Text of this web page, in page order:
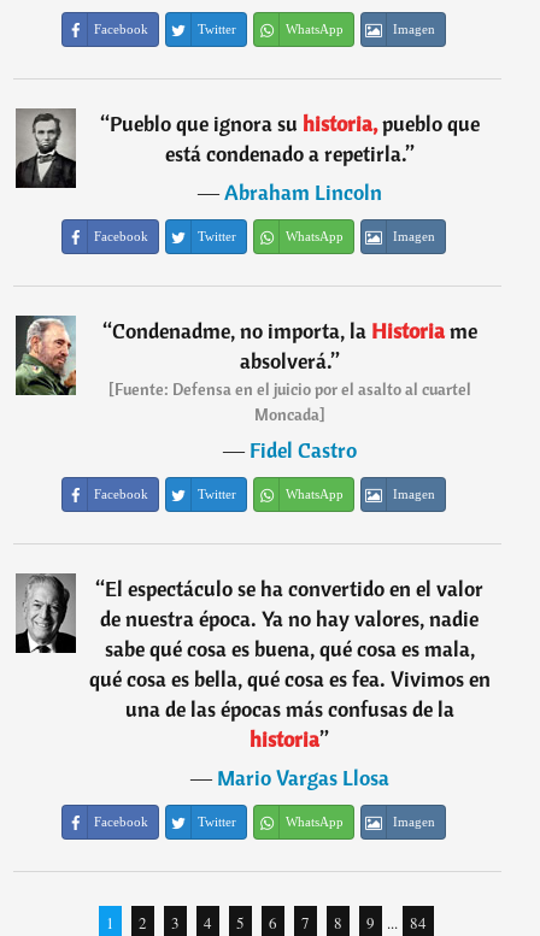
Facebook Twitter WhatsApp Imagen
“Pueblo que ignora su historia,pueblo que
está condenado a repetirla.”
―Abraham Lincoln
Facebook Twitter WhatsApp Imagen
“Condenadme, no importa, laHistoriame
absolverá.”
[Fuente: Defensa en el juicio por el asalto al cuartel
Moncada]
―Fidel Castro
Facebook Twitter WhatsApp Imagen
“El espectáculo se ha convertido en el valor
de nuestra época. Ya no hay valores, nadie
sabe qué cosa es buena, qué cosa es mala,
qué cosa es bella, qué cosa es fea. Vivimos en
una de las épocas más confusas de la
historia”
―Mario Vargas Llosa
Facebook Twitter WhatsApp Imagen
1 2 3 4 5 6 7 8 9 ... 84